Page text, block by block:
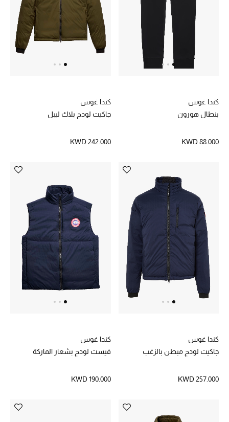
تسوقوا الآن
ما وصلنا حديثاً
الموسم الجديد
الحقائب النسائية
أحذية النسائية
الرجال
الأطفال
جديد لدينا
كندا غوس
بنطال هورون
KWD 88.000
كندا غوس
جاكيت لودج بلاك ليبل
KWD 242.000
كندا غوس
جاكيت لودج مبطن بالزغب
KWD 257.000
كندا غوس
فيست لودج بشعار الماركة
KWD 190.000